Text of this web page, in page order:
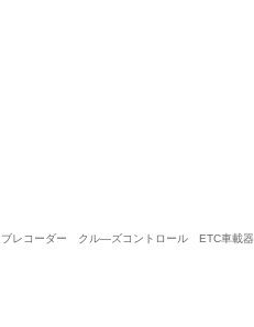
レコーダー クル―ズコントロール ETC車載器